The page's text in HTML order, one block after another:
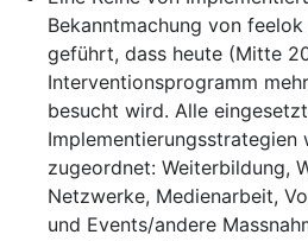
Bekanntmachung von
geführt, dass heute (Mitte
Interventionsprogramm
besucht wird. Alle
Implementierungsstrategien
zugeordnet: Weiterbildung,
Netzwerke, Medienarbeit,
und Events/andere